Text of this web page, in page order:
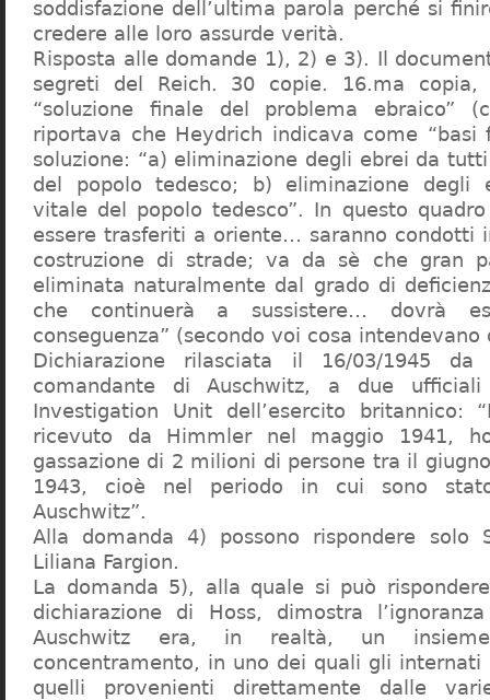
soddisfazione dell’ultima parola perché si
credere alle loro assurde verità.
Risposta alle domande 1), 2) e 3). Il
segreti del Reich. 30 copie. 16.ma copia,
“soluzione finale del problema ebraico”
riportava che Heydrich indicava come “basi
soluzione: “a) eliminazione degli ebrei da
del popolo tedesco; b) eliminazione degli
vitale del popolo tedesco”. In questo
essere trasferiti a oriente… saranno condotti
costruzione di strade; va da sè che gran
eliminata naturalmente dal grado di
che continuerà a sussistere… dovrà
conseguenza” (secondo voi cosa intendevano
Dichiarazione rilasciata il 16/03/1945
comandante di Auschwitz, a due
Investigation Unit dell’esercito britannico:
ricevuto da Himmler nel maggio 1941,
gassazione di 2 milioni di persone tra il
1943, cioè nel periodo in cui sono
Auschwitz”.
Alla domanda 4) possono rispondere solo
Liliana Fargion.
La domanda 5), alla quale si può
dichiarazione di Hoss, dimostra
Auschwitz era, in realtà, un
concentramento, in uno dei quali gli
quelli provenienti direttamente dalle